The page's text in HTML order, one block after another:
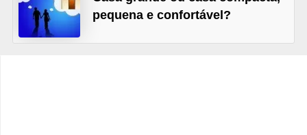
pequena e confortável?
r
D